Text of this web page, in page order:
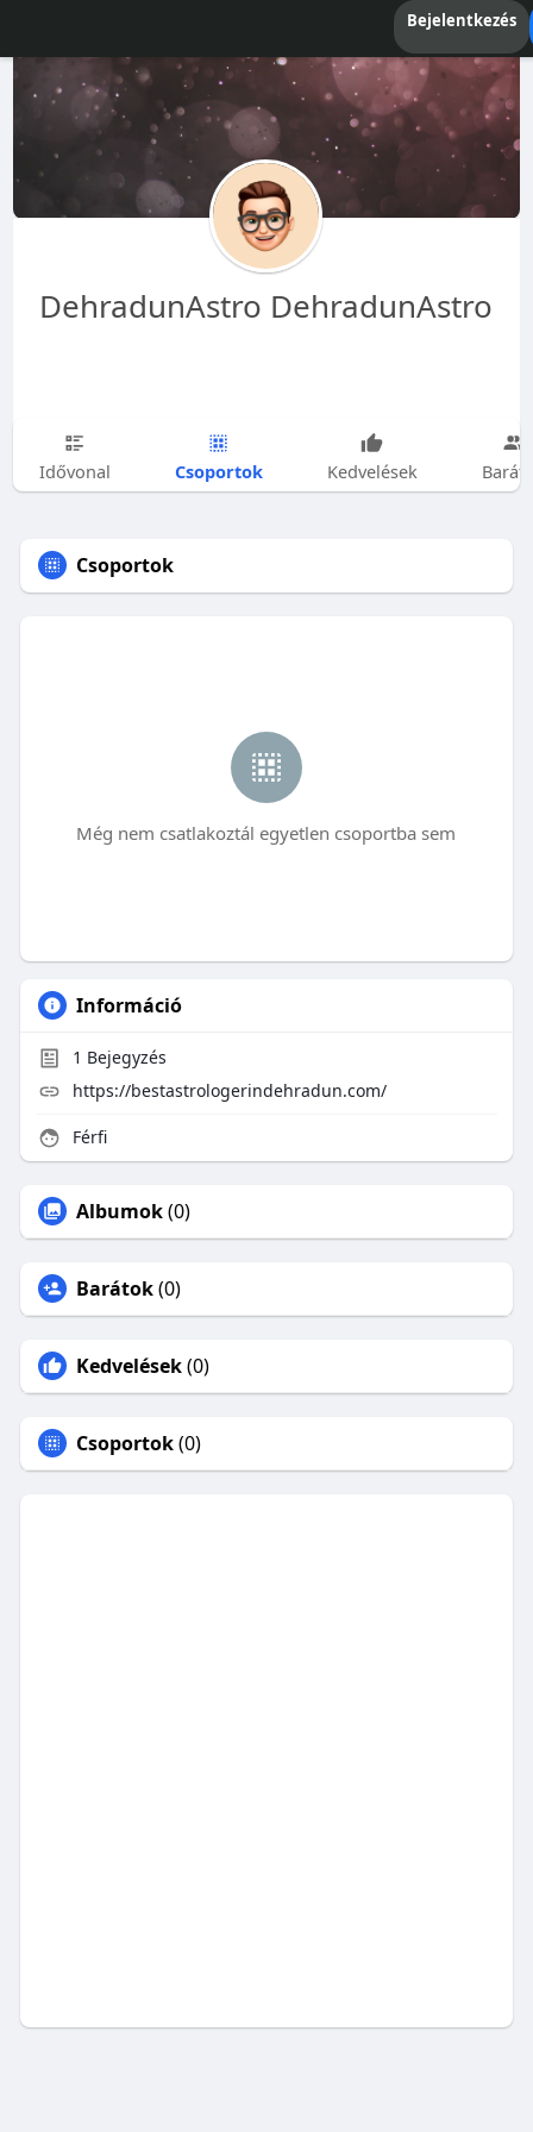
Bejelentkezés
DehradunAstro DehradunAstro
Idővonal Csoportok Kedvelések
Csoportok
Még nem csatlakoztál egyetlen csoportba sem
Információ
1 Bejegyzés
https://bestastrologerindehradun.com/
Férfi
Albumok(0)
Barátok(0)
Kedvelések(0)
Csoportok(0)